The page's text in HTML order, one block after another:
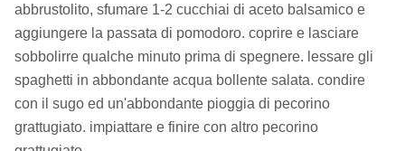
abbrustolito, sfumare 1-2 cucchiai di aceto balsamico e
aggiungere la passata di pomodoro. coprire e lasciare
sobbolirre qualche minuto prima di spegnere. lessare gli
spaghetti in abbondante acqua bollente salata. condire
con il sugo ed un'abbondante pioggia di pecorino
grattugiato. impiattare e finire con altro pecorino